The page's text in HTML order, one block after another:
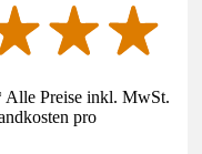
Preise inkl. MwSt.
pro